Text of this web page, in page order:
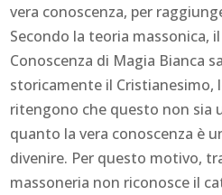
vera conoscenza, per
Secondo la teoria massonica,
Conoscenza di Magia Bianca
storicamente il Cristianesimo,
ritengono che questo non sia
quanto la vera conoscenza è
divenire. Per questo motivo,
massoneria non riconosce il